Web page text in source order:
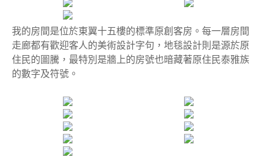
我的房間是位於東翼十五樓的標準原創客房。每一層房間
走廊都有歡迎客人的美術設計字句，地毯設計則是源於原
住民的圖騰，最特別是牆上的房號也暗藏著原住民泰雅族
的數字及符號。